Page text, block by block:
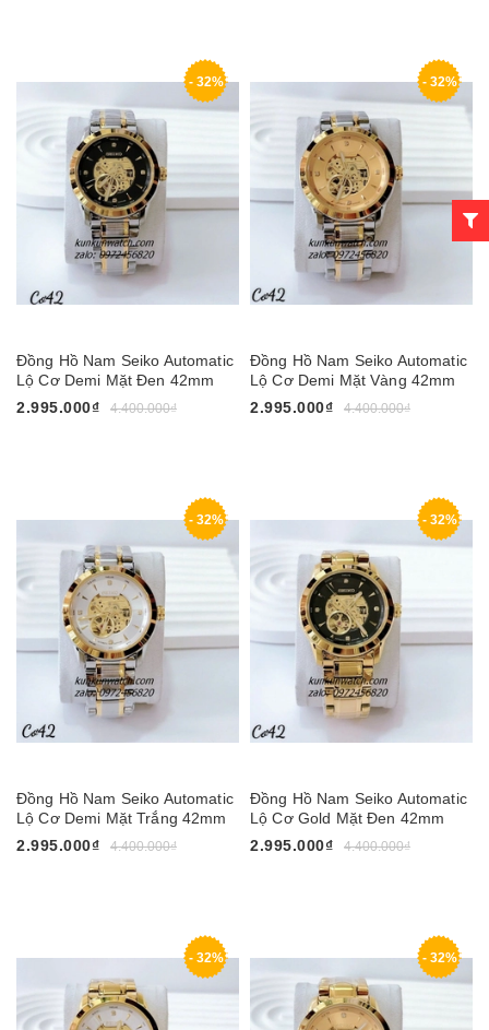
- 32%
Đồng Hồ Nam Seiko Automatic
Lộ Cơ Demi Mặt Đen 42mm
2.995.000₫
4.400.000₫
- 32%
Đồng Hồ Nam Seiko Automatic
Lộ Cơ Demi Mặt Vàng 42mm
2.995.000₫
4.400.000₫
- 32%
Đồng Hồ Nam Seiko Automatic
Lộ Cơ Demi Mặt Trắng 42mm
2.995.000₫
4.400.000₫
- 32%
Đồng Hồ Nam Seiko Automatic
Lộ Cơ Gold Mặt Đen 42mm
2.995.000₫
4.400.000₫
- 32% - 32%